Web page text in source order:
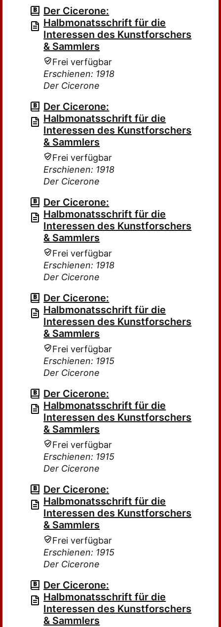
Der Cicerone:
Halbmonatsschrift für die
Interessen des Kunstforschers
& Sammlers
Frei verfügbar
Erschienen: 1918
Der Cicerone
Der Cicerone:
Halbmonatsschrift für die
Interessen des Kunstforschers
& Sammlers
Frei verfügbar
Erschienen: 1918
Der Cicerone
Der Cicerone:
Halbmonatsschrift für die
Interessen des Kunstforschers
& Sammlers
Frei verfügbar
Erschienen: 1918
Der Cicerone
Der Cicerone:
Halbmonatsschrift für die
Interessen des Kunstforschers
& Sammlers
Frei verfügbar
Erschienen: 1915
Der Cicerone
Der Cicerone:
Halbmonatsschrift für die
Interessen des Kunstforschers
& Sammlers
Frei verfügbar
Erschienen: 1915
Der Cicerone
Der Cicerone:
Halbmonatsschrift für die
Interessen des Kunstforschers
& Sammlers
Frei verfügbar
Erschienen: 1915
Der Cicerone
Der Cicerone:
Halbmonatsschrift für die
Interessen des Kunstforschers
& Sammlers